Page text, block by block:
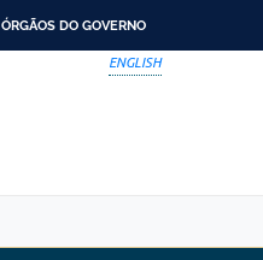
ÓRGÃOS DO GOVERNO
ENGLISH